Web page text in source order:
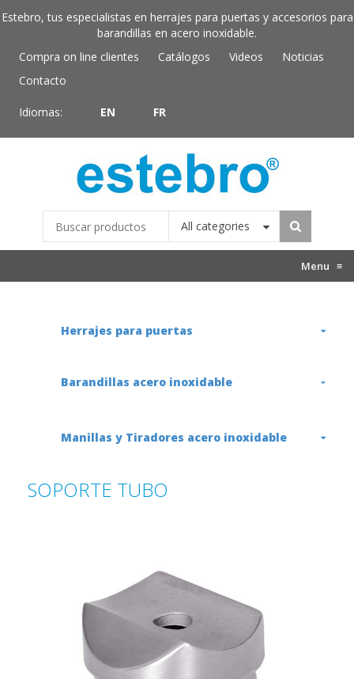
Estebro, tus especialistas en herrajes para puertas y accesorios para
barandillas en acero inoxidable.
Compra on line clientes
Catálogos Videos
Noticias
Contacto
Idiomas: EN FR
All categories
Menu ≡
Herrajes para puertas
Barandillas acero inoxidable
Manillas y Tiradores acero inoxidable
SOPORTE TUBO